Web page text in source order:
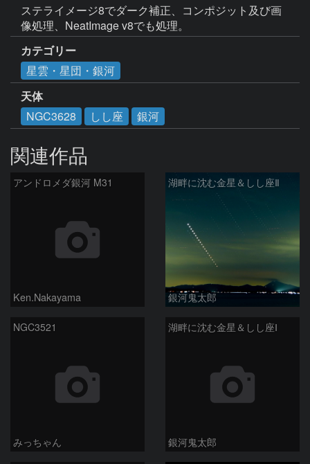
ステライメージ8でダーク補正、コンポジット及び画
像処理、NeatImage v8でも処理。
カテゴリー
星雲・星団・銀河
天体
NGC3628
しし座 銀河
関連作品
アンドロメダ銀河 M31
Ken.Nakayama
湖畔に沈む金星＆しし座Ⅱ
銀河鬼太郎
NGC3521
みっちゃん
湖畔に沈む金星＆しし座Ⅰ
銀河鬼太郎